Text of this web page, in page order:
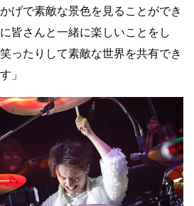
かげで素敵な景色を見ることができ
皆さんと一緒に楽しいことをし
ったりして素敵な世界を共有でき
」